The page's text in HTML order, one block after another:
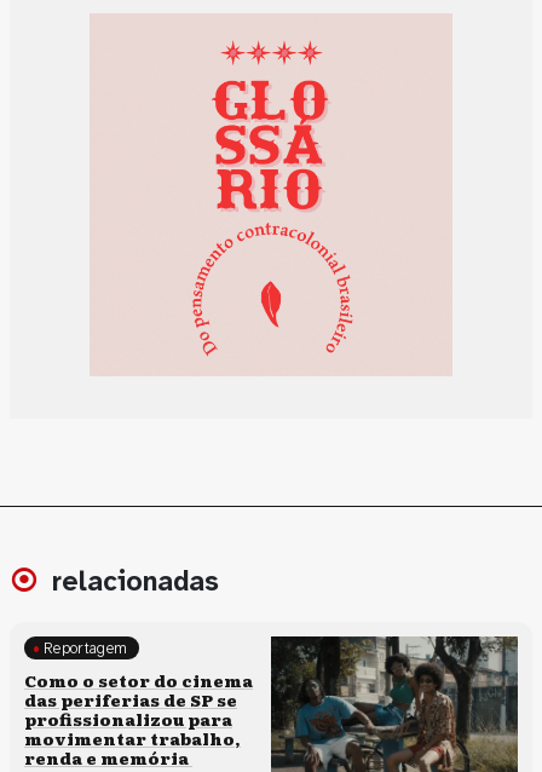
relacionadas
Políticas culturais
Reportagem
Como o setor do cinema
das periferias de SP se
profissionalizou para
movimentar trabalho,
renda e memória